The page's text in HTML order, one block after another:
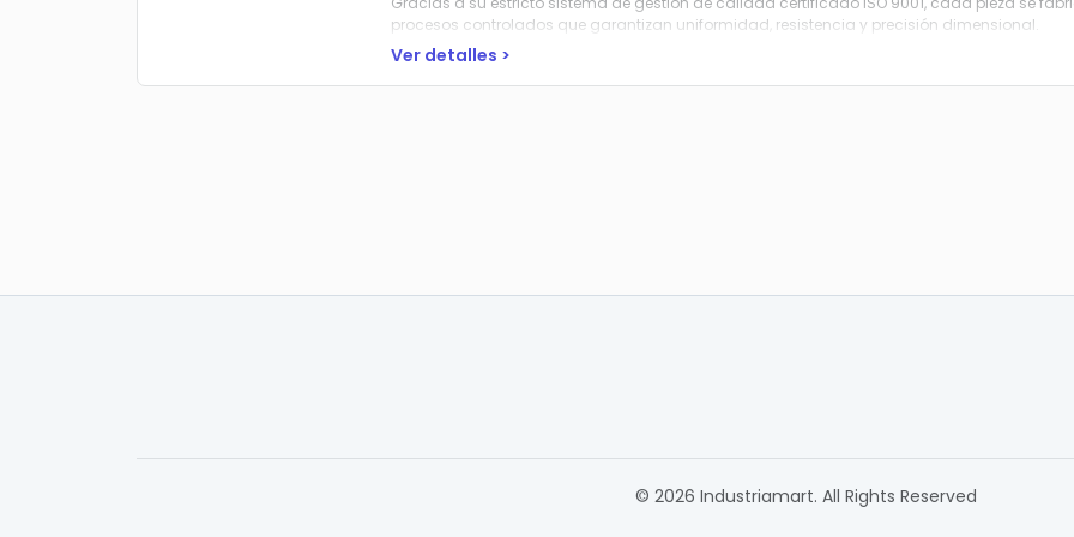
procesos controlados que garantizan uniformidad, resistencia y precisión dimensional
Además, la línea cuenta con
un alto nivel de limpieza y acabado superficial.
Ver detalles >
© 2026 Industriamart. All Rights Reserved